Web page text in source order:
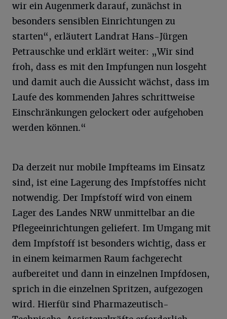
wir ein Augenmerk darauf, zunächst in
besonders sensiblen Einrichtungen zu
starten“, erläutert Landrat Hans-Jürgen
Petrauschke und erklärt weiter: „Wir sind
froh, dass es mit den Impfungen nun losgeht
und damit auch die Aussicht wächst, dass im
Laufe des kommenden Jahres schrittweise
Einschränkungen gelockert oder aufgehoben
werden können.“
Da derzeit nur mobile Impfteams im Einsatz
sind, ist eine Lagerung des Impfstoffes nicht
notwendig. Der Impfstoff wird von einem
Lager des Landes NRW unmittelbar an die
Pflegeeinrichtungen geliefert. Im Umgang mit
dem Impfstoff ist besonders wichtig, dass er
in einem keimarmen Raum fachgerecht
aufbereitet und dann in einzelnen Impfdosen,
sprich in die einzelnen Spritzen, aufgezogen
wird. Hierfür sind Pharmazeutisch-